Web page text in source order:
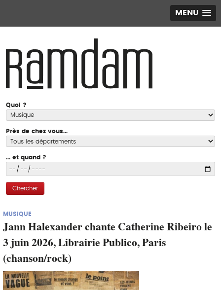
MENU
Quoi ?
Près de chez vous...
... et quand ?
Chercher
MUSIQUE
Jann Halexander chante Catherine Ribeiro le
3 juin 2026, Librairie Publico, Paris
(chanson/rock)